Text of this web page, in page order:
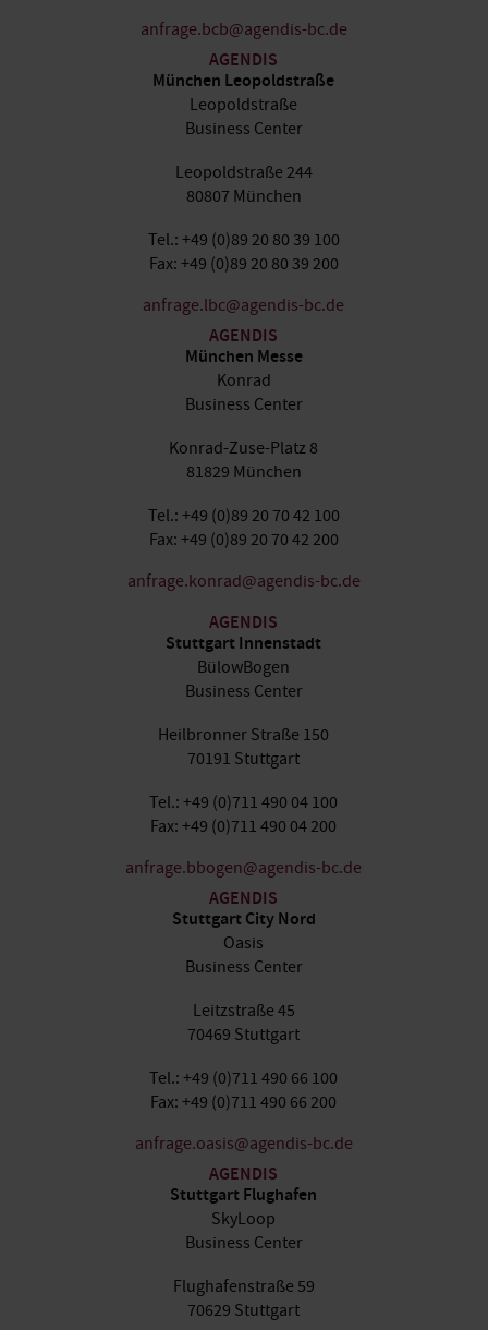
anfrage.bcb@agendis-bc.de
AGENDIS
München Leopoldstraße
Leopoldstraße
Business Center
Leopoldstraße 244
80807 München
Tel.: +49 (0)89 20 80 39 100
Fax: +49 (0)89 20 80 39 200
anfrage.lbc@agendis-bc.de
AGENDIS
München Messe
Konrad
Business Center
Konrad-Zuse-Platz 8
81829 München
Tel.: +49 (0)89 20 70 42 100
Fax: +49 (0)89 20 70 42 200
anfrage.konrad@agendis-bc.de
AGENDIS
Stuttgart Innenstadt
BülowBogen
Business Center
Heilbronner Straße 150
70191 Stuttgart
Tel.: +49 (0)711 490 04 100
Fax: +49 (0)711 490 04 200
anfrage.bbogen@agendis-bc.de
AGENDIS
Stuttgart City Nord
Oasis
Business Center
Leitzstraße 45
70469 Stuttgart
Tel.: +49 (0)711 490 66 100
Fax: +49 (0)711 490 66 200
anfrage.oasis@agendis-bc.de
AGENDIS
Stuttgart Flughafen
SkyLoop
Business Center
Flughafenstraße 59
70629 Stuttgart